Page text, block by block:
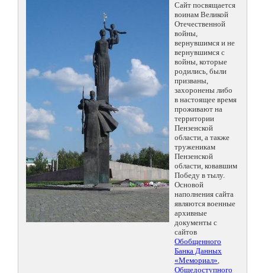
Сайт посвящается
воинам Великой
Отечественной
войны,
вернувшимся и не
вернувшимся с
войны, которые
родились, были
призваны,
захоронены либо
в настоящее время
проживают на
территории
Пензенской
области, а также
труженикам
Пензенской
области, ковавшим
Победу в тылу.
Основой
наполнения сайта
являются военные
архивные
документы с
сайтов
Обобщенного
Банка Данных
«Мемориал»,
Общедоступного